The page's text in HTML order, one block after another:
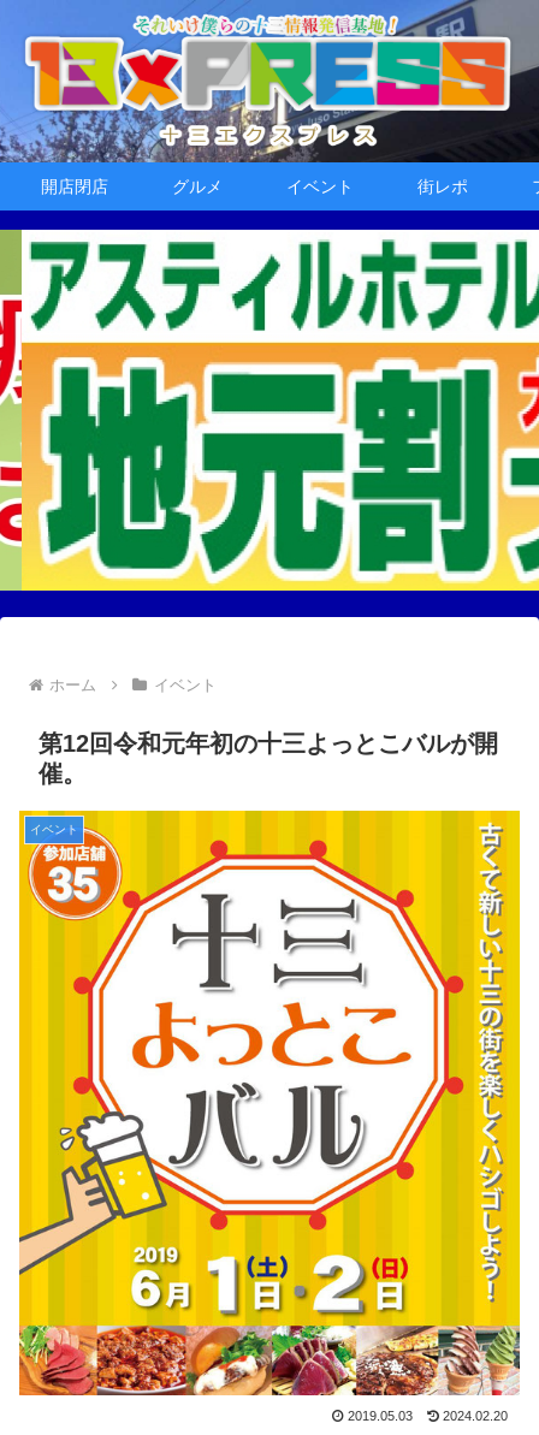
開店閉店 グルメ イベント 街レポ
ホーム イベント
第12回令和元年初の十三よっとこバルが開
催。
イベント
2019.05.03 2024.02.20